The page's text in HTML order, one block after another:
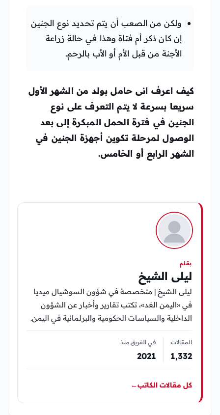
ولكن من الصعب أن يتم تحديد نوع الجنين
إن كان ذكر أم فتاة وهذا في حالة زراعة
الأجنة من قبل الأم أو الأب بالرحم.
كيف اعرف انى حامل بولد من الشهر الأول
سريعا بسرعة لا يتم التعرف على نوع
الجنين في فترة الحمل المبكرة إلى بعد
الوصول لمرحلة تكوين أجهزة الجنين في
الشهر الرابع أو الخامس.
بقلم
ليلى الشيخ
ليلى الشيخ | متخصصة في شؤون السوشيال ميديا
في «اليمن الغد»، تكتب تقارير وأخبار عن الشؤون
الداخلية والسياسات الحكومية والبرلمانية في اليمن.
المقالات
1٬332
في الفريق منذ
2021
كل مقالات الكاتب←